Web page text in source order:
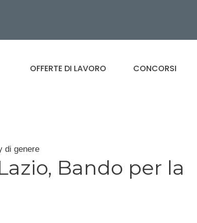
OFFERTE DI LAVORO CONCORSI
di genere
Bando per la